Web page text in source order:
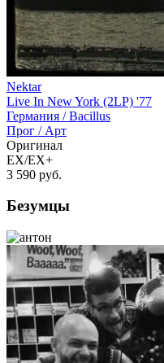
Nektar
Live In New York (2LP) '77
Германия /Bacillus
Прог / Арт
Оригинал
EX/EX+
3 590 руб.
Безумцы